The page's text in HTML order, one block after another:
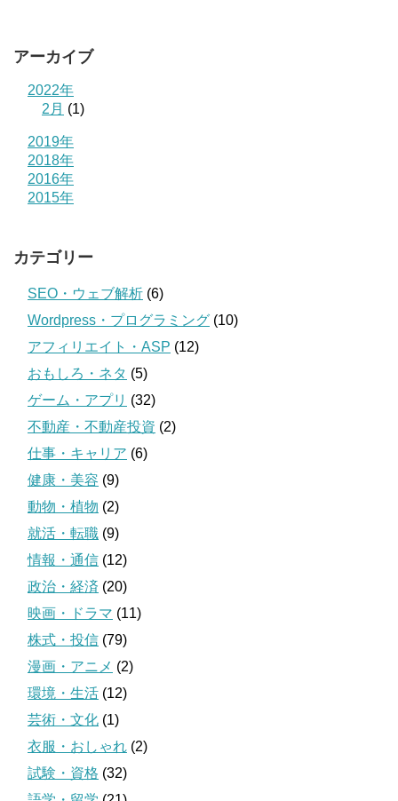
アーカイブ
2022年
2月 (1)
2019年
2018年
2016年
2015年
カテゴリー
SEO・ウェブ解析 (6)
Wordpress・プログラミング (10)
アフィリエイト・ASP (12)
おもしろ・ネタ (5)
ゲーム・アプリ (32)
不動産・不動産投資 (2)
仕事・キャリア (6)
健康・美容 (9)
動物・植物 (2)
就活・転職 (9)
情報・通信 (12)
政治・経済 (20)
映画・ドラマ (11)
株式・投信 (79)
漫画・アニメ (2)
環境・生活 (12)
芸術・文化 (1)
衣服・おしゃれ (2)
試験・資格 (32)